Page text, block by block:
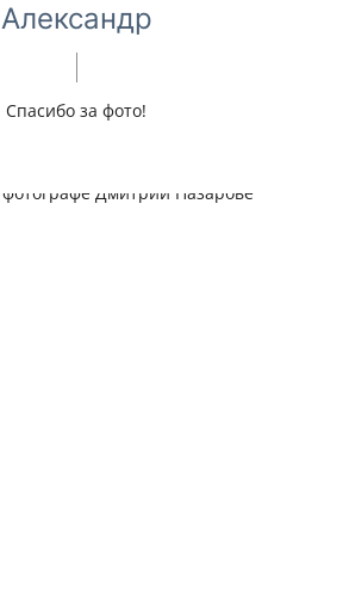
Александр
Спасибо за фото!